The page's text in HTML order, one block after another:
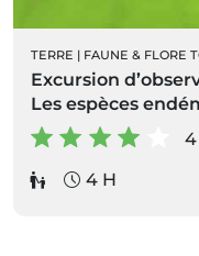
TERRE | FAUNE & FLORE
Excursion
Les espèces
4 H